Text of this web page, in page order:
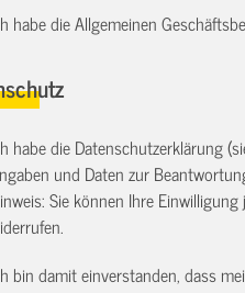
habe die Allgemeinen
habe die Datenschutzerklärung
und Daten zur
Sie können Ihre
bin damit einverstanden, dass